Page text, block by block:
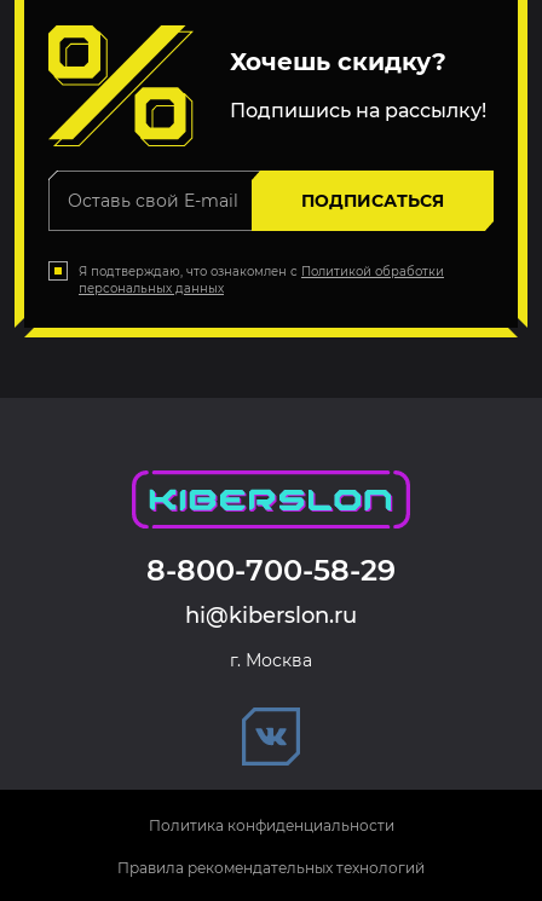
Хочешь скидку?
Подпишись на рассылку!
ПОДПИСАТЬСЯ
Я подтверждаю, что ознакомлен с Политикой обработки
персональных данных
8-800-700-58-29
hi@kiberslon.ru
г. Москва
Политика конфиденциальности
Правила рекомендательных технологий